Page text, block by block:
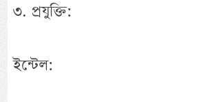
৩. প্রযুক্তি:
ইন্টেল: